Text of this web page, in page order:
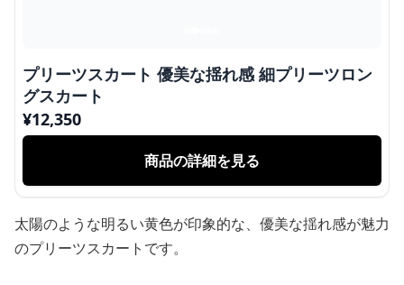
プリーツスカート 優美な揺れ感 細プリーツロン
グスカート
¥12,350
商品の詳細を見る
太陽のような明るい黄色が印象的な、優美な揺れ感が魅力
のプリーツスカートです。